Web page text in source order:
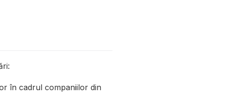
în cadrul companiilor din